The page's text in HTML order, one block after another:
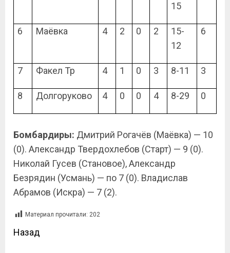
15
6 Маёвка 4 2 0 2
15-
12
6
7 Факел Тр 4 1 0 3 8-11 3
8 Долгоруково 4 0 0 4 8-29 0
Бомбардиры: Дмитрий Рогачёв (Маёвка) — 10
(0). Александр Твердохлебов (Старт) — 9 (0).
Николай Гусев (Становое), Александр
Безрядин (Усмань) — по 7 (0). Владислав
Абрамов (Искра) — 7 (2).
Материал прочитали: 202
Назад